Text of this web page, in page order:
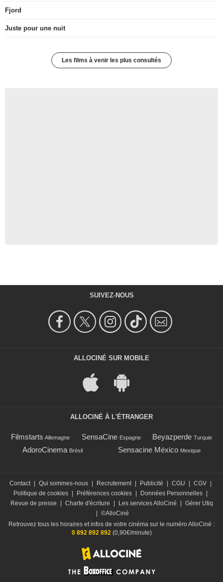
Fjord
Juste pour une nuit
Les films à venir les plus consultés
SUIVEZ-NOUS
ALLOCINÉ SUR MOBILE
ALLOCINÉ À L'ÉTRANGER
Filmstarts Allemagne SensaCine Espagne Beyazperde Turquie
AdoroCinema Brésil Sensacine México Mexique
Contact Qui sommes-nous Recrutement Publicité CGU CGV
Politique de cookies
Préférences cookies Données Personnelles
Revue de presse
Charte d'écriture Les services AlloCiné
Gérer Utiq
©AlloCiné
Retrouvez tous les horaires et infos de votre cinéma sur le numéro AlloCiné :
0 892 892 892(0,90€/minute)